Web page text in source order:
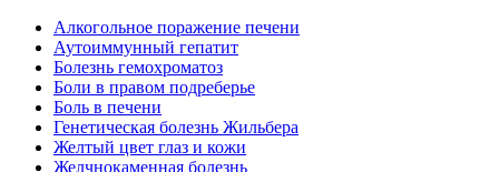
Алкогольное поражение печени
Аутоиммунный гепатит
Болезнь гемохроматоз
Боли в правом подреберье
Боль в печени
Генетическая болезнь Жильбера
Желтый цвет глаз и кожи
Желчнокаменная болезнь